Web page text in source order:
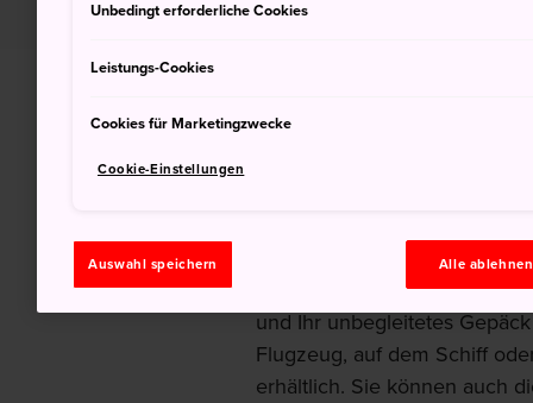
HOME Hilfe bei der Planung
Japanischer
vertrauenswürdigste Quelle
japanischen Zöllen und
bei der Zollabfertigung eine
und Ihr unbegleitetes
Flugzeug, auf dem Schiff
erhältlich. Sie können auch
Unbedingt erforderliche Cookies
Leistungs-Cookies
Cookies für Marketingzwecke
Cookie-Einstellungen
Auswahl speichern Alle ablehnen